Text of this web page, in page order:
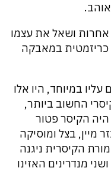
ושאל את עצמו
כריזמטית במאבקה
במיוחד, היו אלו
החשוב ביותר,
הקיסר פטור
מיין, בצל ומוסיקה
הקיסרית ניגנה
מנדרינים האזינו